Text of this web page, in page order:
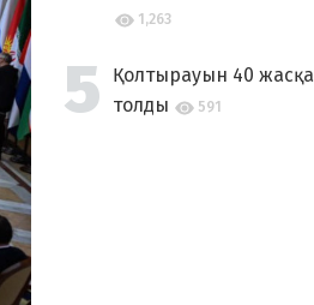
1,263
Қолтырауын 40 жасқа
толды
591